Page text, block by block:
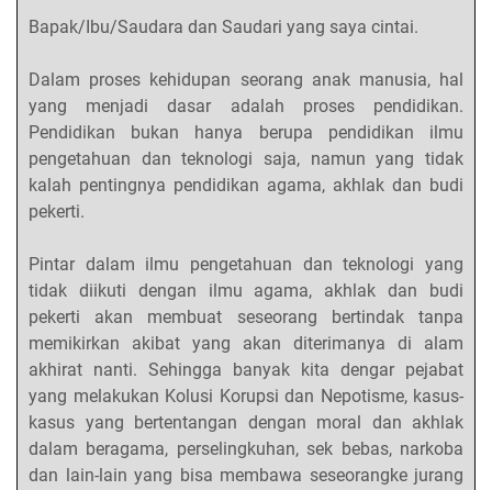
Bapak/Ibu/Saudara dan Saudari yang saya cintai.
Dalam proses kehidupan seorang anak manusia, hal
yang menjadi dasar adalah proses pendidikan.
Pendidikan bukan hanya berupa pendidikan ilmu
pengetahuan dan teknologi saja, namun yang tidak
kalah pentingnya pendidikan agama, akhlak dan budi
pekerti.
Pintar dalam ilmu pengetahuan dan teknologi yang
tidak diikuti dengan ilmu agama, akhlak dan budi
pekerti akan membuat seseorang bertindak tanpa
memikirkan akibat yang akan diterimanya di alam
akhirat nanti. Sehingga banyak kita dengar pejabat
yang melakukan Kolusi Korupsi dan Nepotisme, kasus-
kasus yang bertentangan dengan moral dan akhlak
dalam beragama, perselingkuhan, sek bebas, narkoba
dan lain-lain yang bisa membawa seseorangke jurang